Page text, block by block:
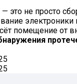
— это не просто
помещение от